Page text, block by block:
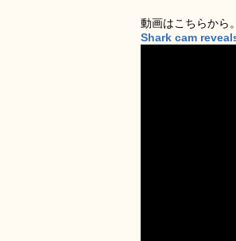
動画はこちらから。
Shark cam